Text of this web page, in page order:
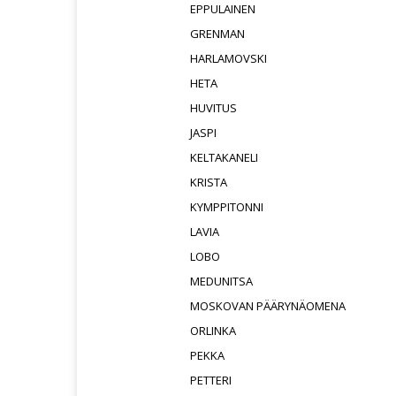
EPPULAINEN
GRENMAN
HARLAMOVSKI
HETA
HUVITUS
JASPI
KELTAKANELI
KRISTA
KYMPPITONNI
LAVIA
LOBO
MEDUNITSA
MOSKOVAN PÄÄRYNÄOMENA
ORLINKA
PEKKA
PETTERI